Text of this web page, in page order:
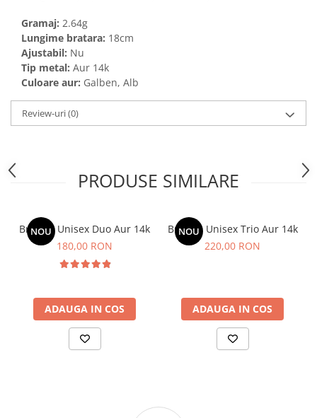
Gramaj: 2.64g
Lungime bratara: 18cm
Ajustabil: Nu
Tip metal: Aur 14k
Culoare aur: Galben, Alb
Review-uri(0)
PRODUSE SIMILARE
NOU
Bratara Unisex Duo Aur 14k
180,00 RON
ADAUGA IN COS
NOU
Bratara Unisex Trio Aur 14k
220,00 RON
ADAUGA IN COS